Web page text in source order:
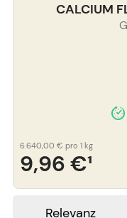
CALCIUM
9,96 €¹
6.640,00 € pro 1 kg